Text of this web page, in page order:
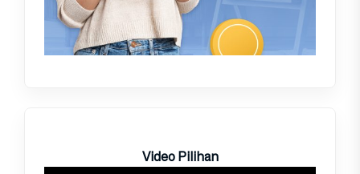
Video Pilihan